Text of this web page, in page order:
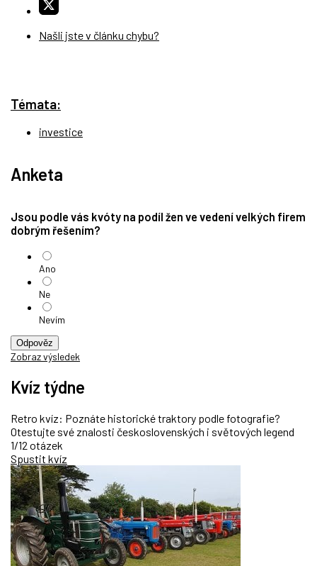
Našli jste v článku chybu?
Témata:
investice
Anketa
Jsou podle vás kvóty na podíl žen ve vedení velkých firem
dobrým řešením?
Ano
Ne
Nevím
Odpověz
Zobraz výsledek
Kvíz týdne
Retro kvíz: Poznáte historické traktory podle fotografie?
Otestujte své znalosti československých i světových legend
1/12 otázek
Spustit kvíz